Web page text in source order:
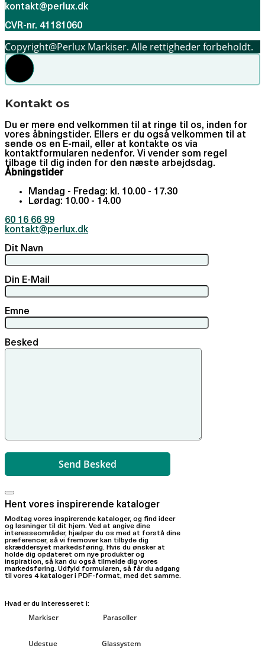
kontakt@perlux.dk
CVR-nr. 41181060
Copyright@Perlux Markiser. Alle rettigheder forbeholdt.
Kontakt os
Du er mere end velkommen til at ringe til os, inden for
vores åbningstider. Ellers er du også velkommen til at
sende os en E-mail, eller at kontakte os via
kontaktformularen nedenfor. Vi vender som regel
tilbage til dig inden for den næste arbejdsdag.
Åbningstider
Mandag - Fredag: kl. 10.00 - 17.30
Lørdag: 10.00 - 14.00
60 16 66 99
kontakt@perlux.dk
Dit Navn
Din E-Mail
Emne
Besked
Hent vores inspirerende kataloger
Modtag vores inspirerende kataloger, og find ideer
og løsninger til dit hjem. Ved at angive dine
interesseområder, hjælper du os med at forstå dine
præferencer, så vi fremover kan tilbyde dig
skræddersyet markedsføring. Hvis du ønsker at
holde dig opdateret om nye produkter og
inspiration, så kan du også tilmelde dig vores
markedsføring. Udfyld formularen, så får du adgang
til vores 4 kataloger i PDF-format, med det samme.
Hvad er du interesseret i:
Markiser Parasoller
Udestue Glassystem